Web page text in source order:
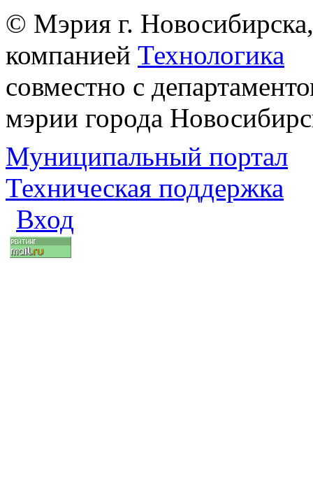
© Мэрия г.
компанией Технологика
совместно с
мэрии города
Муниципальный портал
Техническая поддержка
Вход